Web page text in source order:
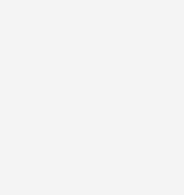
in jedem Material
in den Varianten Aufsatz,
werden. Architectura ist mit der
kombinierbar. Weitere
bei Urinal (werkzeuglos
Demontage zur Wartung), DirectFlush,
und QuickRelease. Die Kollektion
Architectura Vita bietet
Waschtische sowie Stütz- und
von Menschen mit